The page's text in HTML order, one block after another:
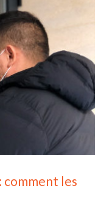
comment les